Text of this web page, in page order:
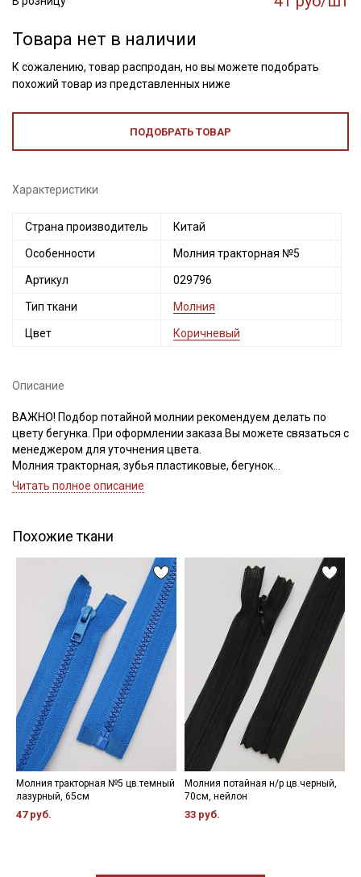
Товара нет в наличии
К сожалению, товар распродан, но вы можете подобрать
похожий товар из представленных ниже
ПОДОБРАТЬ ТОВАР
Характеристики
Страна производитель Китай
Особенности Молния тракторная №5
Артикул 029796
Тип ткани Молния
Цвет Коричневый
Описание
ВАЖНО! Подбор потайной молнии рекомендуем делать по
цвету бегунка. При оформлении заказа Вы можете связаться с
менеджером для уточнения цвета.
Молния тракторная, зубья пластиковые, бегунок
металлический, номер соответствует ширине зубьев.
Читать полное описание
Похожие ткани
Молния тракторная №5 цв.темный
лазурный, 65см
47 руб.
Молния потайная н/р цв.черный,
70см, нейлон
33 руб.
Мы публикуем здесь дополнительные
категории тканей
Подписаться
Ознакомлен(а) с Политикой обработки персональных
данныхи даюСогласие на обработку персональных
информационных рассылок